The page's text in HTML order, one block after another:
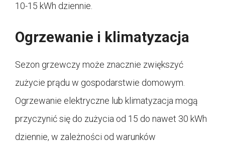
10-15 kWh dziennie.
Ogrzewanie i klimatyzacja
Sezon grzewczy może znacznie zwiększyć
zużycie prądu w gospodarstwie domowym.
Ogrzewanie elektryczne lub klimatyzacja mogą
przyczynić się do zużycia od 15 do nawet 30 kWh
dziennie, w zależności od warunków